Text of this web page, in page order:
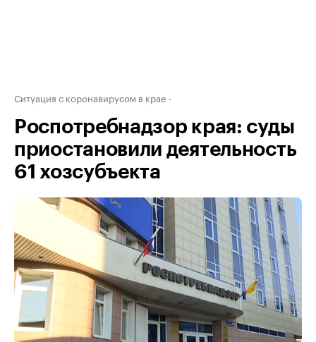
Ситуация с коронавирусом в крае
Роспотребнадзор края: суды
приостановили деятельность
61 хозсубъекта